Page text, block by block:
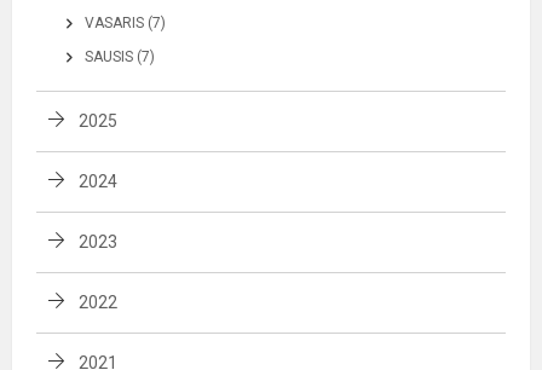
VASARIS (7)
SAUSIS (7)
2025
2024
2023
2022
2021